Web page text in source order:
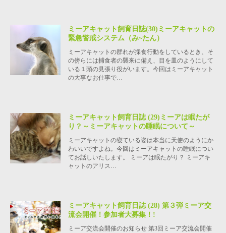
ミーアキャット飼育日誌(30)ミーアキャットの
緊急警戒システム（み~たん）
ミーアキャットの群れが採食行動をしているとき、そ
の傍らには捕食者の襲来に備え、目を皿のようにして
いる１頭の見張り役がいます。今回はミーアキャット
の大事なお仕事で…
ミーアキャット飼育日誌 (29)ミーアは眠たが
り？～ミーアキャットの睡眠について～
ミーアキャットの寝ている姿は本当に天使のようにか
わいいですよね。今回はミーアキャットの睡眠につい
てお話しいたします。 ミーアは眠たがり？ ミーアキ
ャットのアリス…
ミーアキャット飼育日誌 (28) 第３弾ミーア交
流会開催！参加者大募集！!
ミーア交流会開催のお知らせ 第3回ミーア交流会開催